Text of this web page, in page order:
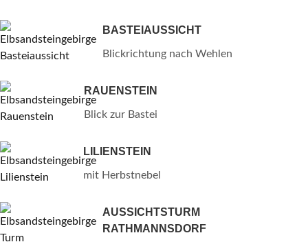
BASTEIAUSSICHT
Blickrichtung nach Wehlen
RAUENSTEIN
Blick zur Bastei
LILIENSTEIN
mit Herbstnebel
AUSSICHTSTURM
RATHMANNSDORF